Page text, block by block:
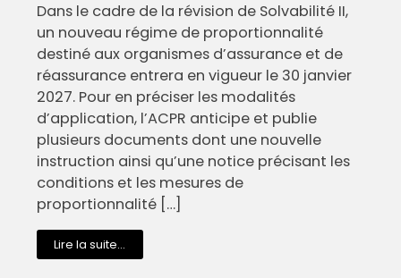
Dans le cadre de la révision de Solvabilité II,
un nouveau régime de proportionnalité
destiné aux organismes d’assurance et de
réassurance entrera en vigueur le 30 janvier
2027. Pour en préciser les modalités
d’application, l’ACPR anticipe et publie
plusieurs documents dont une nouvelle
instruction ainsi qu’une notice précisant les
conditions et les mesures de
proportionnalité […]
Lire la suite...